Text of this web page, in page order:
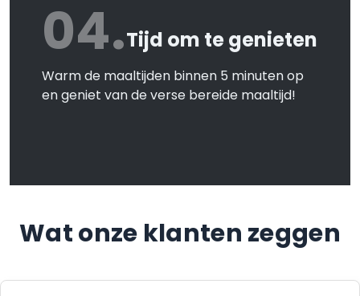
04.Tijd om te genieten
Warm de maaltijden binnen 5 minuten op
en geniet van de verse bereide maaltijd!
Wat onze klanten zeggen